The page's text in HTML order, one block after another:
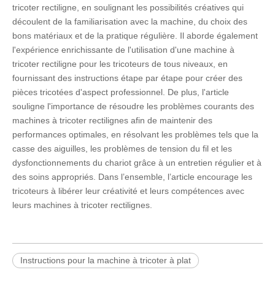
tricoter rectiligne, en soulignant les possibilités créatives qui
découlent de la familiarisation avec la machine, du choix des
bons matériaux et de la pratique régulière. Il aborde également
l'expérience enrichissante de l'utilisation d'une machine à
tricoter rectiligne pour les tricoteurs de tous niveaux, en
fournissant des instructions étape par étape pour créer des
pièces tricotées d'aspect professionnel. De plus, l'article
souligne l'importance de résoudre les problèmes courants des
machines à tricoter rectilignes afin de maintenir des
performances optimales, en résolvant les problèmes tels que la
casse des aiguilles, les problèmes de tension du fil et les
dysfonctionnements du chariot grâce à un entretien régulier et à
des soins appropriés. Dans l’ensemble, l’article encourage les
tricoteurs à libérer leur créativité et leurs compétences avec
leurs machines à tricoter rectilignes.
Instructions pour la machine à tricoter à plat